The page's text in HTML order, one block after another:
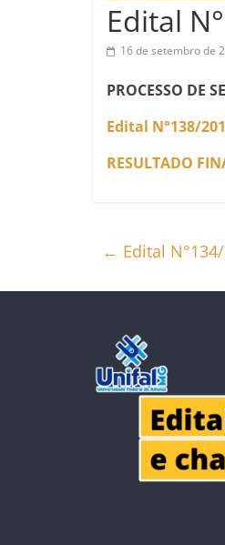
Edital
16 de setembro de
PROCESSO DE
Edital N°138/
RESULTADO
← Edital